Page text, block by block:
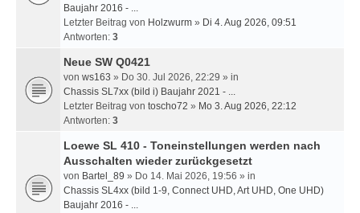
Baujahr 2016 - ...
Letzter Beitrag von Holzwurm » Di 4. Aug 2026, 09:51
Antworten: 3
Neue SW Q0421
von ws163 » Do 30. Jul 2026, 22:29 » in
Chassis SL7xx (bild i) Baujahr 2021 - ...
Letzter Beitrag von toscho72 » Mo 3. Aug 2026, 22:12
Antworten: 3
Loewe SL 410 - Toneinstellungen werden nach
Ausschalten wieder zurückgesetzt
von Bartel_89 » Do 14. Mai 2026, 19:56 » in
Chassis SL4xx (bild 1-9, Connect UHD, Art UHD, One UHD)
Baujahr 2016 - ...